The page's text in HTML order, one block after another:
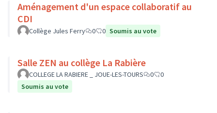
Aménagement d'un espace collaboratif au
CDI
Collège Jules Ferry 0 0 Soumis au vote
Salle ZEN au collège La Rabière
COLLEGE LA RABIERE _ JOUE-LES-TOURS 0
0
Soumis au vote